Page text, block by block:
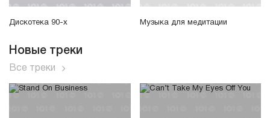
Дискотека 90-х Музыка для медитации
Новые треки
Все треки